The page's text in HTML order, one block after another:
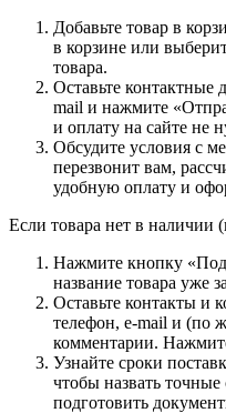
Добавьте товар в
в корзине или
товара.
Оставьте
mail и нажмите
и оплату на сайте не
Обсудите условия с
перезвонит вам,
удобную оплату и
Если товара нет в наличии
Нажмите кнопку «Под
название товара уже
Оставьте контакты и
телефон, e-mail и (по
комментарии.
Узнайте сроки
чтобы назвать точные
подготовить